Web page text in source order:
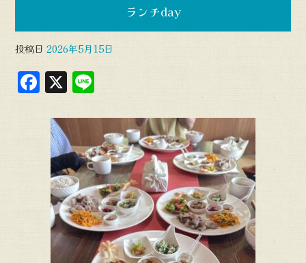
ランチday
投稿日 2026年5月15日
F
c
e
b
o
o
k
X
e